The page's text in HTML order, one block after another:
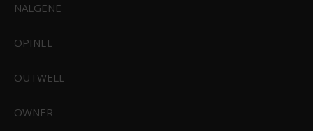
NALGENE
OPINEL
OUTWELL
OWNER